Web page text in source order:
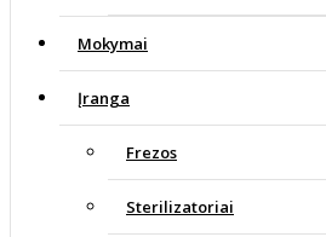
Mokymai
Įranga
Frezos
Sterilizatoriai